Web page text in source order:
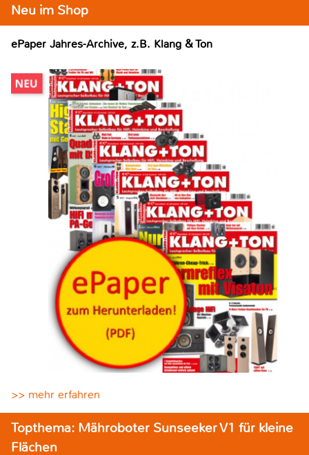
Neu im Shop
ePaper Jahres-Archive, z.B. Klang & Ton
>> mehr erfahren
Topthema: Mähroboter Sunseeker V1 für kleine
Flächen